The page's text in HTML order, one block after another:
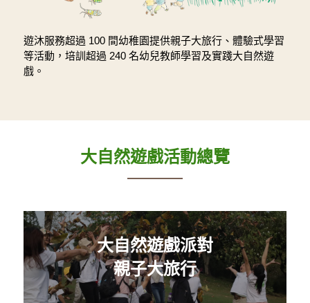
遊沐服務超過 100 間幼稚園提供親子大旅行、體驗式學習
等活動，培訓超過 240 名幼兒教師學習及實踐大自然遊
戲。
大自然遊戲活動總覽
大自然遊戲派對
親子大旅行